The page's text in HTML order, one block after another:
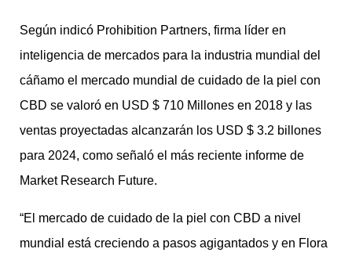
Según indicó Prohibition Partners, firma líder en
inteligencia de mercados para la industria mundial del
cáñamo el mercado mundial de cuidado de la piel con
CBD se valoró en USD $ 710 Millones en 2018 y las
ventas proyectadas alcanzarán los USD $ 3.2 billones
para 2024, como señaló el más reciente informe de
Market Research Future.
“El mercado de cuidado de la piel con CBD a nivel
mundial está creciendo a pasos agigantados y en Flora